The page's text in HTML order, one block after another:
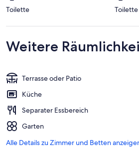
Toilette Toilette
Weitere
Terrasse oder Patio
Küche
Separater Essbereich
Garten
Alle Details zu Zimmer und Betten